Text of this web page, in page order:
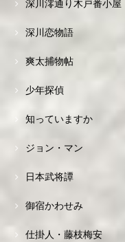
深川澪通り木戸番小屋
深川恋物語
爽太捕物帖
少年探偵
知っていますか
ジョン・マン
日本武将譚
御宿かわせみ
仕掛人・藤枝梅安